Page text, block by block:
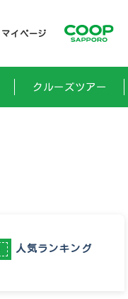
マイページ
クルーズツアー
人気ランキング